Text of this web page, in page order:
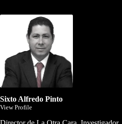
Sixto Alfredo Pinto
View Profile